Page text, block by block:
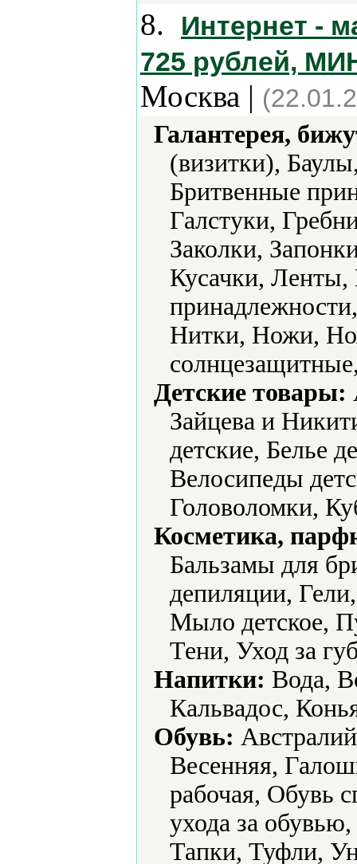
8.
Интернет -
725 рублей,
Москва |
Галантерея,
(визитки),
Бритвенные
Галстуки,
Заколки,
Кусачки,
Нитки, Ножи,
Детские товары:
Зайцева и
детские, Белье
Велосипеды
Головоломки,
Косметика,
Бальзамы для
депиляции,
Мыло детское,
Тени, Уход за
Напитки: Вода,
Кальвадос,
Обувь:
Весенняя,
рабочая, Обувь
ухода за
Тапки, Туфли,